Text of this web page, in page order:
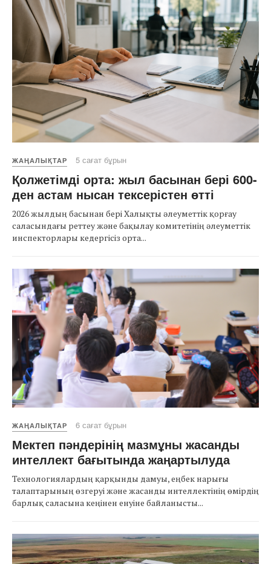
ЖАҢАЛЫҚТАР 5 сағат бұрын
Қолжетімді орта: жыл басынан бері 600-
ден астам нысан тексерістен өтті
2026 жылдың басынан бері Халықты әлеуметтік қорғау
саласындағы реттеу және бақылау комитетінің әлеуметтік
инспекторлары кедергісіз орта...
ЖАҢАЛЫҚТАР 6 сағат бұрын
Мектеп пәндерінің мазмұны жасанды
интеллект бағытында жаңартылуда
Технологиялардың қарқынды дамуы, еңбек нарығы
талаптарының өзгеруі және жасанды интеллектінің өмірдің
барлық саласына кеңінен енуіне байланысты...